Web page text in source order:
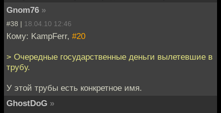
Gnom76 »
#38 | 18.04.10 12:46
Кому: KampFerr, #20
> Очередные государственные деньги вылетевшие в
трубу.
У этой трубы есть конкретное имя.
GhostDoG »